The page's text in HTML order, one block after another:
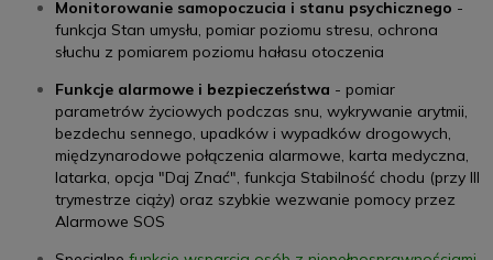
Monitorowanie samopoczucia i stanu psychicznego -
funkcja Stan umysłu, pomiar poziomu stresu, ochrona
słuchu z pomiarem poziomu hałasu otoczenia
Funkcje alarmowe i bezpieczeństwa - pomiar
parametrów życiowych podczas snu, wykrywanie arytmii,
bezdechu sennego, upadków i wypadków drogowych,
międzynarodowe połączenia alarmowe, karta medyczna,
latarka, opcja "Daj Znać", funkcja Stabilność chodu (przy III
trymestrze ciąży) oraz szybkie wezwanie pomocy przez
Alarmowe SOS